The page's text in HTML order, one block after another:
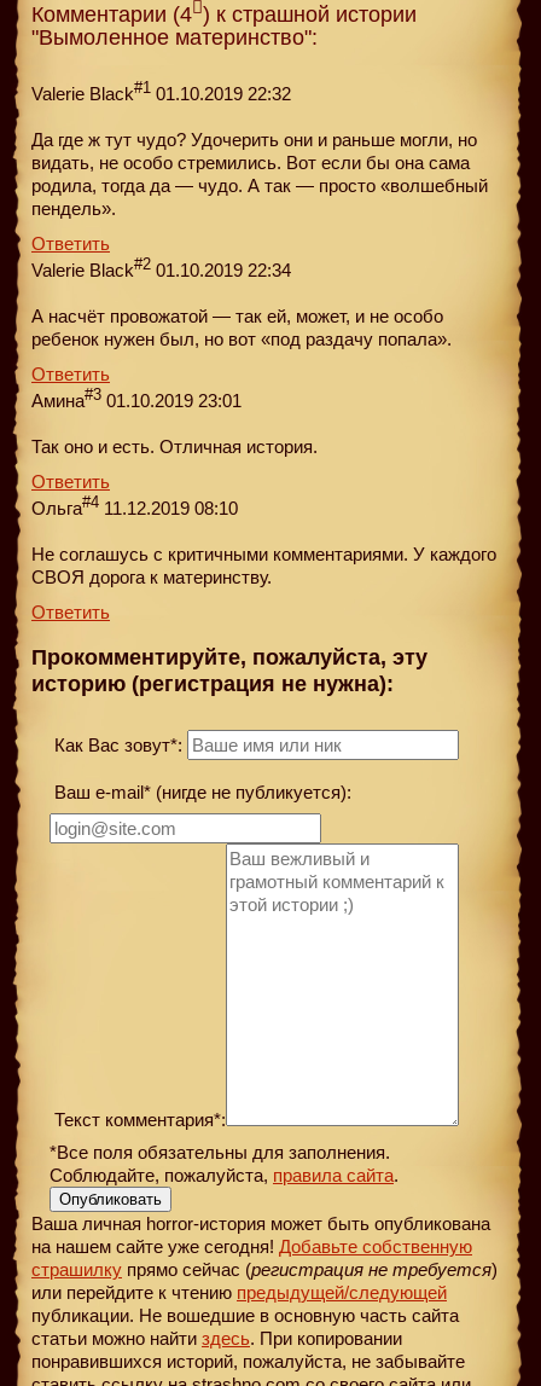
Комментарии (4 ) к страшной истории
"Вымоленное материнство":
Valerie Black#1 01.10.2019 22:32
Да где ж тут чудо? Удочерить они и раньше могли, но
видать, не особо стремились. Вот если бы она сама
родила, тогда да — чудо. А так — просто «волшебный
пендель».
Ответить
Valerie Black#2 01.10.2019 22:34
А насчёт провожатой — так ей, может, и не особо
ребенок нужен был, но вот «под раздачу попала».
Ответить
Амина#3 01.10.2019 23:01
Так оно и есть. Отличная история.
Ответить
Ольга#4 11.12.2019 08:10
Не соглашусь с критичными комментариями. У каждого
СВОЯ дорога к материнству.
Ответить
Прокомментируйте, пожалуйста, эту
историю (регистрация не нужна):
Как Вас зовут*:
Ваш e-mail* (нигде не публикуется):
Текст комментария*:
*Все поля обязательны для заполнения.
Соблюдайте, пожалуйста, правила сайта.
Опубликовать
Ваша личная horror-история может быть опубликована
на нашем сайте уже сегодня! Добавьте собственную
страшилку прямо сейчас (регистрация не требуется)
или перейдите к чтению предыдущей/следующей
публикации. Не вошедшие в основную часть сайта
статьи можно найти здесь. При копировании
понравившихся историй, пожалуйста, не забывайте